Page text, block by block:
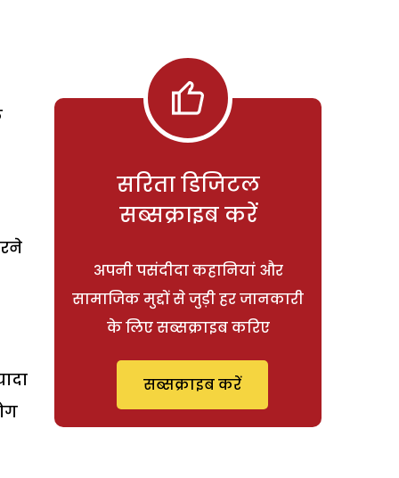
सरिता डिजिटल
सब्सक्राइब करें
अपनी पसंदीदा कहानियां और
सामाजिक मुद्दों से जुड़ी हर जानकारी
के लिए सब्सक्राइब करिए
सब्सक्राइब करें